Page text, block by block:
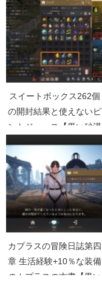
スイートボックス262個
の開封結果と使えないピ
ントジュース【黒い砂漠
カプラスの冒険日誌第四
章 生活経験+10％な装備
のカプラスの古書【黒い